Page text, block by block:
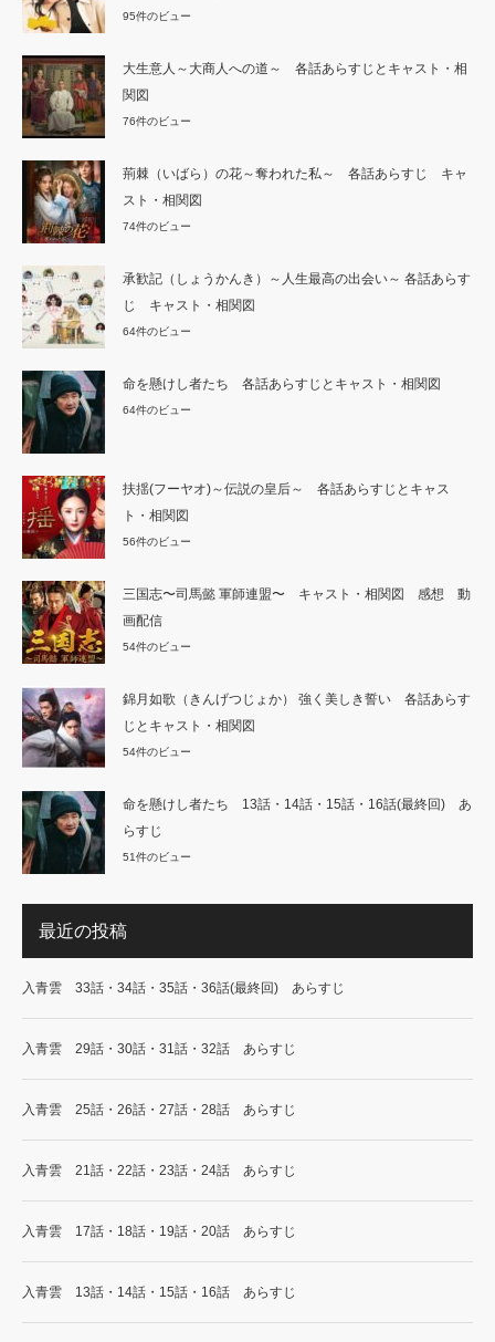
95件のビュー
大生意人～大商人への道～ 各話あらすじとキャスト・相
関図
76件のビュー
荊棘（いばら）の花～奪われた私～ 各話あらすじ キャ
スト・相関図
74件のビュー
承歓記（しょうかんき）～人生最高の出会い～ 各話あらす
じ キャスト・相関図
64件のビュー
命を懸けし者たち 各話あらすじとキャスト・相関図
64件のビュー
扶揺(フーヤオ)～伝説の皇后～ 各話あらすじとキャス
ト・相関図
56件のビュー
三国志〜司馬懿 軍師連盟〜 キャスト・相関図 感想 動
画配信
54件のビュー
錦月如歌（きんげつじょか） 強く美しき誓い 各話あらす
じとキャスト・相関図
54件のビュー
命を懸けし者たち 13話・14話・15話・16話(最終回) あ
らすじ
51件のビュー
最近の投稿
入青雲 33話・34話・35話・36話(最終回) あらすじ
入青雲 29話・30話・31話・32話 あらすじ
入青雲 25話・26話・27話・28話 あらすじ
入青雲 21話・22話・23話・24話 あらすじ
入青雲 17話・18話・19話・20話 あらすじ
入青雲 13話・14話・15話・16話 あらすじ